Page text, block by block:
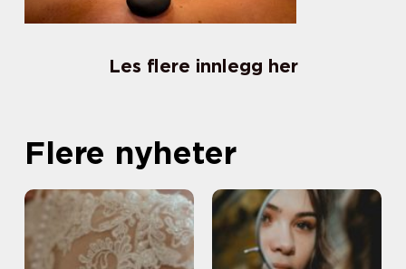
Les flere innlegg her
Flere nyheter